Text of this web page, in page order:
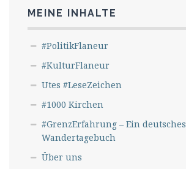
MEINE INHALTE
#PolitikFlaneur
#KulturFlaneur
Utes #LeseZeichen
#1000 Kirchen
#GrenzErfahrung – Ein deutsches
Wandertagebuch
Über uns